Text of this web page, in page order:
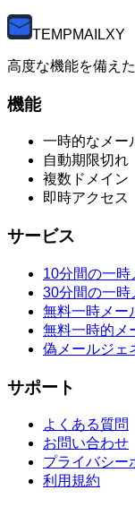
TEMPMAILXY
高度な機能を備え
機能
一時的なメー
自動期限切れ
複数ドメイン
即時アクセス
サービス
10分間の一時
30分間の一時
無料一時メー
無料一時的メ
偽メールジェ
サポート
よくある質問
お問い合わせ
プライバシー
利用規約